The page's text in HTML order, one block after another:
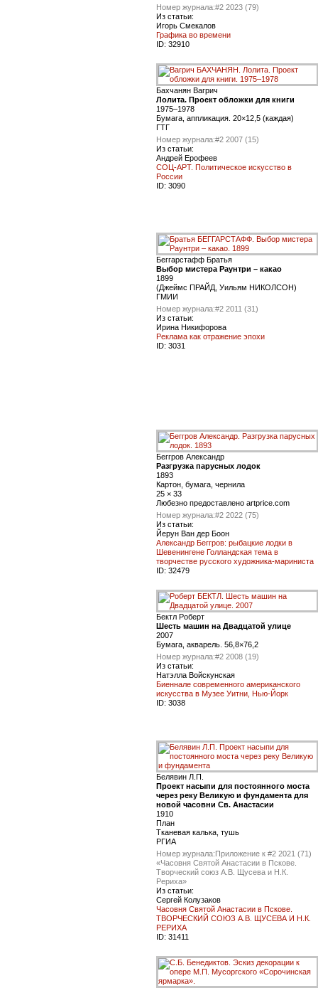
Номер журнала:#2 2023 (79)
Из статьи:
Игорь Смекалов
Графика во времени
ID: 32910
Бахчанян Вагрич
Лолита. Проект обложки для книги
1975–1978
Бумага, аппликация. 20×12,5 (каждая)
ГТГ
Номер журнала:#2 2007 (15)
Из статьи:
Андрей Ерофеев
СОЦ-АРТ. Политическое искусство в
России
ID: 3090
Беггарстафф Братья
Выбор мистера Раунтри – какао
1899
(Джеймс ПРАЙД, Уильям НИКОЛСОН)
ГМИИ
Номер журнала:#2 2011 (31)
Из статьи:
Ирина Никифорова
Реклама как отражение эпохи
ID: 3031
Беггров Александр
Разгрузка парусных лодок
1893
Картон, бумага, чернила
25 × 33
Любезно предоставлено artprice.com
Номер журнала:#2 2022 (75)
Из статьи:
Йерун Ван дер Боон
Александр Беггров: рыбацкие лодки в
Шевенингене Голландская тема в
творчестве русского художника-мариниста
ID: 32479
Бектл Роберт
Шесть машин на Двадцатой улице
2007
Бумага, акварель. 56,8×76,2
Номер журнала:#2 2008 (19)
Из статьи:
Натэлла Войскунская
Биеннале современного американского
искусства в Музее Уитни, Нью-Йорк
ID: 3038
Белявин Л.П.
Проект насыпи для постоянного моста
через реку Великую и фундамента для
новой часовни Св. Анастасии
1910
План
Тканевая калька, тушь
РГИА
Номер журнала:Приложение к #2 2021 (71)
«Часовня Святой Анастасии в Пскове.
Творческий союз А.В. Щусева и Н.К.
Рериха»
Из статьи:
Сергей Колузаков
Часовня Святой Анастасии в Пскове.
ТВОРЧЕСКИЙ СОЮЗ А.В. ЩУСЕВА И Н.К.
РЕРИХА
ID: 31411